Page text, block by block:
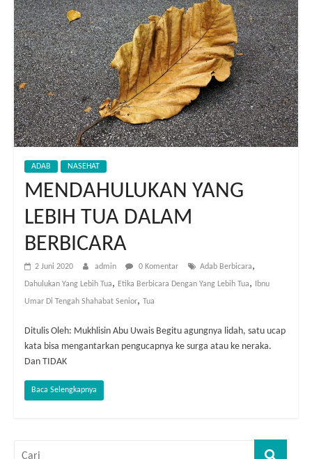
ADAB NASEHAT
MENDAHULUKAN YANG
LEBIH TUA DALAM
BERBICARA
2 Juni 2020 admin 0 Komentar Adab Berbicara,
Dahulukan Yang Lebih Tua, Etika Berbicara Dengan Yang Lebih Tua, Ibnu
Umar Di Tengah Shahabat Senior, Tua
Ditulis Oleh: Mukhlisin Abu Uwais Begitu agungnya lidah, satu ucap
kata bisa mengantarkan pengucapnya ke surga atau ke neraka.
Dan TIDAK
Baca Selengkapnya